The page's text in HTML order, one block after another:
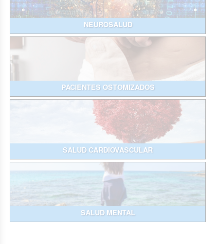
NEUROSALUD
PACIENTES OSTOMIZADOS
SALUD CARDIOVASCULAR
SALUD MENTAL